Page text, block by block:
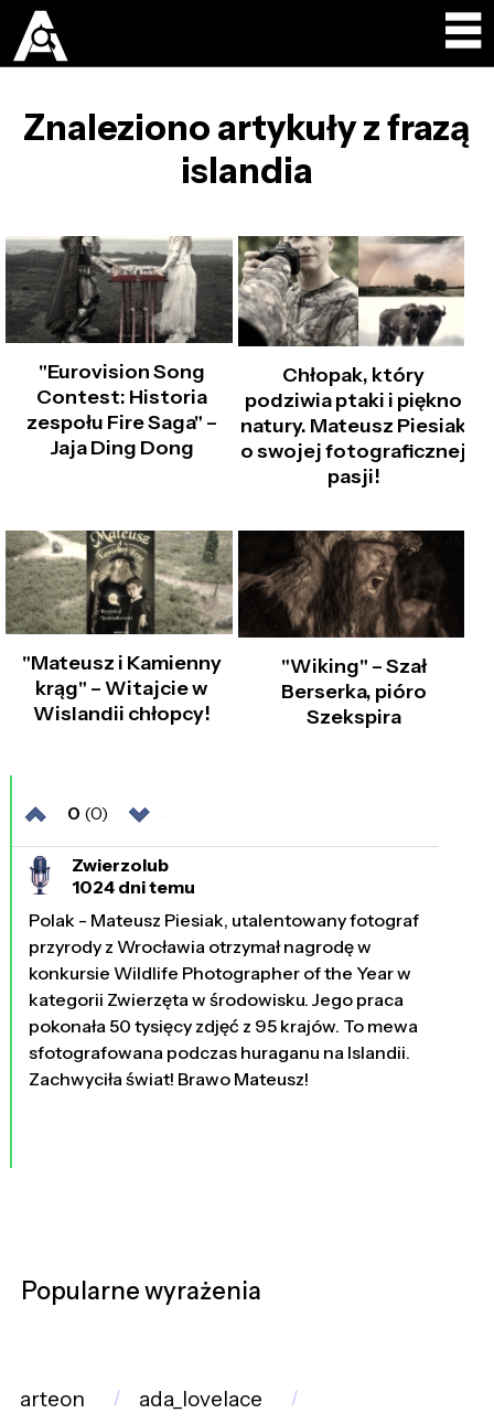
Znaleziono artykuły z frazą
islandia
"Eurovision Song
Contest: Historia
zespołu Fire Saga" –
Jaja Ding Dong
Chłopak, który
podziwia ptaki i piękno
natury. Mateusz Piesiak
o swojej fotograficznej
pasji!
"Mateusz i Kamienny
krąg" – Witajcie w
Wislandii chłopcy!
"Wiking" – Szał
Berserka, pióro
Szekspira
0 (0)
Zwierzolub
1024 dni temu
Polak - Mateusz Piesiak, utalentowany fotograf
przyrody z Wrocławia otrzymał nagrodę w
konkursie Wildlife Photographer of the Year w
kategorii Zwierzęta w środowisku. Jego praca
pokonała 50 tysięcy zdjęć z 95 krajów. To mewa
sfotografowana podczas huraganu na Islandii.
Zachwyciła świat! Brawo Mateusz!
Popularne wyrażenia
arteon
ada_lovelace